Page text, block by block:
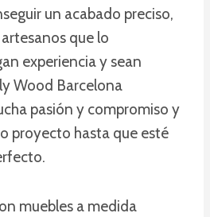
un acabado preciso,
que lo
experiencia y sean
Wood Barcelona
pasión y compromiso y
proyecto hasta que esté